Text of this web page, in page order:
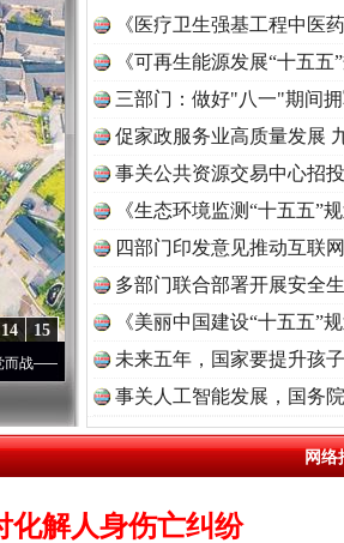
15
14
年“纪”事⑧加强纪律..·[视频] 牢记初心使命 奋进复兴
《医疗卫生强基工程中医
《可再生能源发展“十五
三部门：做好"八一"期间
促家政服务业高质量发展
事关公共资源交易中心招
《生态环境监测“十五五”
读
四部门印发意见推动互联
多部门联合部署开展安全
《美丽中国建设“十五五”
未来五年，国家要提升孩
事关人工智能发展，国务
网络
化解人身伤亡纠纷